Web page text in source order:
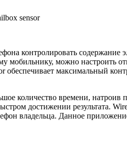
sensor
контролировать
мобильнику, можно настроить
обеспечивает максимальный
количество времени,
достижении результата.
владельца. Данное